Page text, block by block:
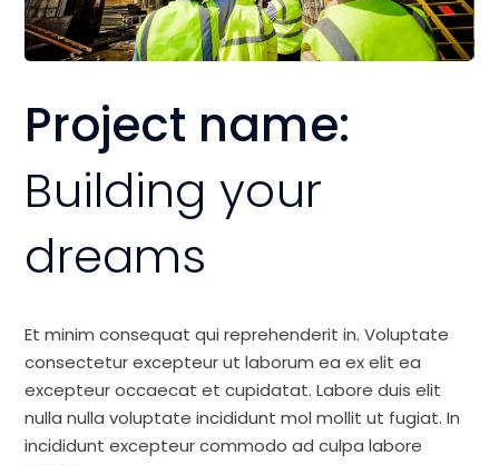
Project name:
Building your
dreams
Et minim consequat qui reprehenderit in. Voluptate
consectetur excepteur ut laborum ea ex elit ea
excepteur occaecat et cupidatat. Labore duis elit
nulla nulla voluptate incididunt mol mollit ut fugiat. In
incididunt excepteur commodo ad culpa labore